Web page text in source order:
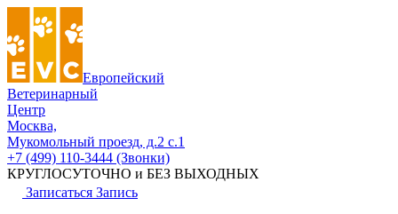
Европейский
Ветеринарный
Центр
Москва,
Мукомольный проезд, д.2 с.1
+7 (499) 110-3444 (Звонки)
КРУГЛОСУТОЧНО и БЕЗ ВЫХОДНЫХ
Записаться Запись